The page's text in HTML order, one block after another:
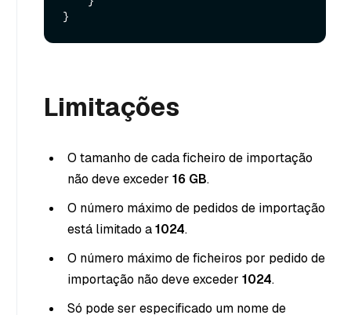
Limitações
O tamanho de cada ficheiro de importação
não deve exceder 16 GB.
O número máximo de pedidos de importação
está limitado a1024.
O número máximo de ficheiros por pedido de
importação não deve exceder 1024.
Só pode ser especificado um nome de